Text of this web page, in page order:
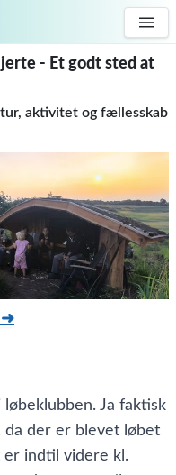
- Et godt sted at
aktivitet og fællesskab
➜
Ja faktisk
der er blevet løbet
indtil videre kl.